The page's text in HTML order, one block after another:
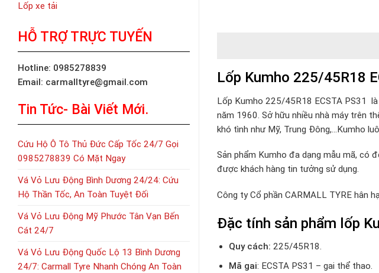
Lốp xe tải
HỖ TRỢ TRỰC TUYẾN
Hotline: 0985278839
Email: carmalltyre@gmail.com
Tin Tức- Bài Viết Mới.
Cứu Hộ Ô Tô Thủ Đức Cấp Tốc 24/7 Gọi
0985278839 Có Mặt Ngay
Vá Vỏ Lưu Động Bình Dương 24/24: Cứu
Hộ Thần Tốc, An Toàn Tuyệt Đối
Vá Vỏ Lưu Động Mỹ Phước Tân Vạn Bến
Cát 24/7
Vá Vỏ Lưu Động Quốc Lộ 13 Bình Dương
24/7: Carmall Tyre Nhanh Chóng An Toàn
Lốp Kumho 225/45R18
Lốp Kumho 225/45R18 ECSTA PS31
năm 1960. Sở hữu nhiều nhà máy trên
khó tình như Mỹ, Trung Đông,…Kumho
Sản phẩm Kumho đa dạng mẫu mã, có
được khách hàng tin tưởng sử dụng.
Công ty Cổ phần CARMALL TYRE hân
Đặc tính sản phẩm lốp
Quy cách: 225/45R18.
Mã gai: ECSTA PS31 – gai thể thao.